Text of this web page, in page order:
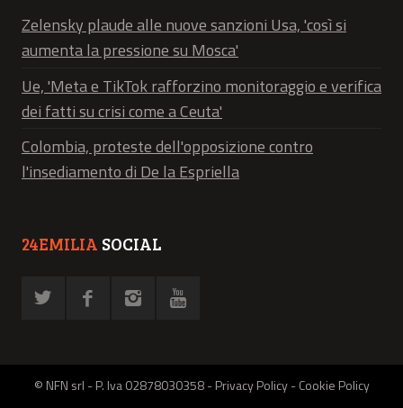
Zelensky plaude alle nuove sanzioni Usa, 'così si
aumenta la pressione su Mosca'
Ue, 'Meta e TikTok rafforzino monitoraggio e verifica
dei fatti su crisi come a Ceuta'
Colombia, proteste dell'opposizione contro
l'insediamento di De la Espriella
24EMILIA SOCIAL
© NFN srl - P. Iva 02878030358 -Privacy Policy-Cookie Policy